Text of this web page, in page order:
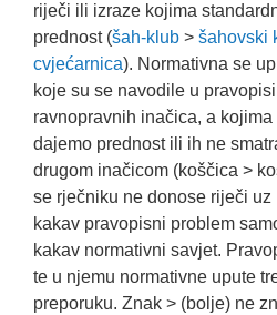
riječi ili izraze kojima
prednost (šah-klub > šahovski
cvjećarnica). Normativna se
koje su se navodile u
ravnopravnih inačica, a
dajemo prednost ili ih ne
drugom inačicom (koščica >
se rječniku ne donose riječi
kakav pravopisni problem
kakav normativni savjet.
te u njemu normativne upute
preporuku. Znak > (bolje) ne